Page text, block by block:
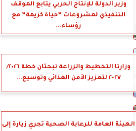
وزير الدولة للإنتاج الحربي يتابع الموقف
التنفيذي لمشروعات ”حياة كريمة” مع
رؤساء...
وزارتا التخطيط والزراعة تبحثان خطة ٢٠٢٦/
٢٠٢٧ لتعزيز الأمن الغذائي وتوسيع...
الهيئة العامة للرعاية الصحية تجري زيارة إلى